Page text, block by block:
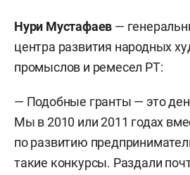
Нури Мустафаев —
центра развития народных
промыслов и ремесел РТ:
— Подобные гранты — это
Мы в 2010 или 2011 годах
по развитию
такие конкурсы. Раздали